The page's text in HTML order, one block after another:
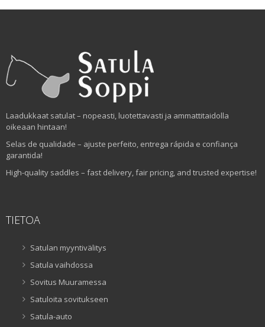
Laadukkaat satulat – nopeasti, luotettavasti ja ammattitaidolla
oikeaan hintaan!
Selas de qualidade – ajuste perfeito, entrega rápida e confiança
garantida!
High-quality saddles – fast delivery, fair pricing, and trusted expertise!
TIETOA
Satulan myyntivälitys
Satula vaihdossa
Sovitus Muuramessa
Satuloita sovitukseen
Satula-auto